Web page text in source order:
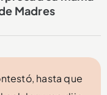
Madres
hasta que